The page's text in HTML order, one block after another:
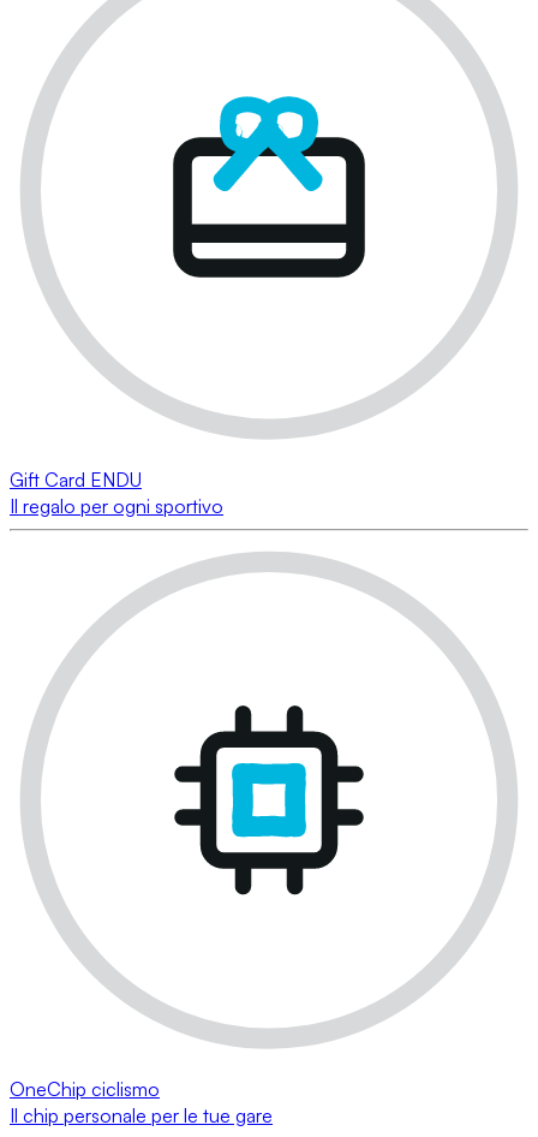
Gift Card ENDU
Il regalo per ogni sportivo
OneChip ciclismo
Il chip personale per le tue gare